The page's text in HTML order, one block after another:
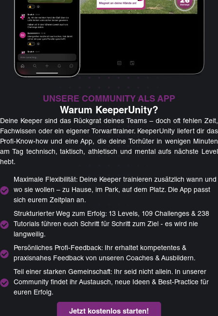
UNSERE COMMUNITY ALS APP
Warum KeeperUnity?
Deine Keeper sind das Rückgrat deines Teams – doch oft fehlen Zeit,
Fachwissen oder ein eigener Torwarttrainer. KeeperUnity liefert dir das
Profi-Know-how und eine App, die deine Torhüter in wenigen Minuten
am Tag technisch, taktisch, athletisch und mental aufs nächste Level
hebt.
Maximale Flexibilität: Deine Keeper trainieren zusätzlich wann und
wo sie wollen – zu Hause, im Park, auf dem Platz. Die App passt
sich eurem Zeitplan an.
Strukturierter Weg zum Erfolg: 13 Levels, 109 Challenges & 238
Tutorials führen euch Schritt für Schritt zum Ziel - es wird nie
langweilig.
Persönliches Profi-Feedback: Ihr erhaltet kompetentes &
praxisnahes Feedback von unseren Coaches & Ausbildern.
Teil einer starken Gemeinschaft: Ihr seid nicht allein. In unserer
Community findet ihr Austausch, neue Ideen & Best-Practice für
euren Erfolg.
Jetzt kostenlos starten!